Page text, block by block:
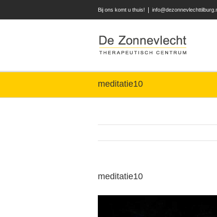
Bij ons komt u thuis!
meditatie10
meditatie10